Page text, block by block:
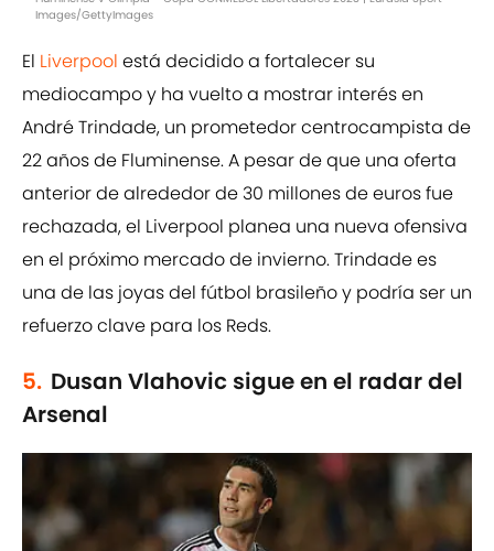
Images/GettyImages
El Liverpool está decidido a fortalecer su
mediocampo y ha vuelto a mostrar interés en
André Trindade, un prometedor centrocampista de
22 años de Fluminense. A pesar de que una oferta
anterior de alrededor de 30 millones de euros fue
rechazada, el Liverpool planea una nueva ofensiva
en el próximo mercado de invierno. Trindade es
una de las joyas del fútbol brasileño y podría ser un
refuerzo clave para los Reds.
5. Dusan Vlahovic sigue en el radar del
Arsenal